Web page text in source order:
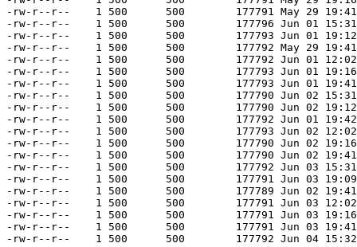
-rw-r--r--    1 500      500        177791 May 29
-rw-r--r--    1 500      500        177796 Jun 01
-rw-r--r--    1 500      500        177793 Jun 01
-rw-r--r--    1 500      500        177792 May 29
-rw-r--r--    1 500      500        177792 Jun 01
-rw-r--r--    1 500      500        177793 Jun 01
-rw-r--r--    1 500      500        177793 Jun 01
-rw-r--r--    1 500      500        177790 Jun 02
-rw-r--r--    1 500      500        177790 Jun 02
-rw-r--r--    1 500      500        177792 Jun 01
-rw-r--r--    1 500      500        177793 Jun 02
-rw-r--r--    1 500      500        177790 Jun 02
-rw-r--r--    1 500      500        177790 Jun 02
-rw-r--r--    1 500      500        177792 Jun 03
-rw-r--r--    1 500      500        177791 Jun 03
-rw-r--r--    1 500      500        177789 Jun 02
-rw-r--r--    1 500      500        177791 Jun 03
-rw-r--r--    1 500      500        177791 Jun 03
-rw-r--r--    1 500      500        177791 Jun 03
-rw-r--r--    1 500      500        177792 Jun 04